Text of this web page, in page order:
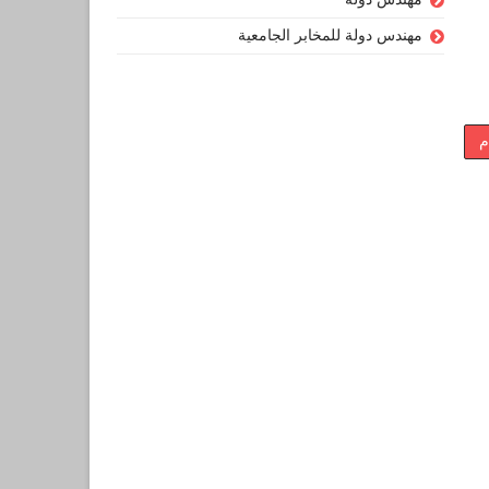
مهندس دولة للمخابر الجامعية